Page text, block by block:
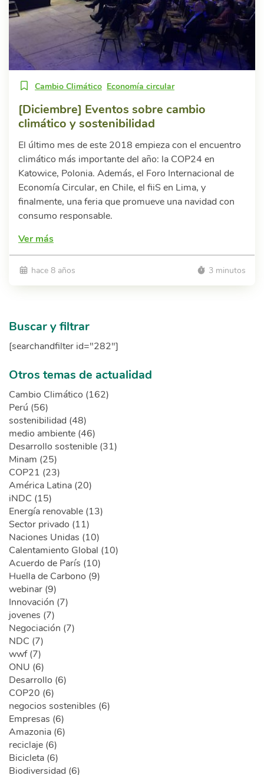
Cambio Climático Economía circular
[Diciembre] Eventos sobre cambio
climático y sostenibilidad
El último mes de este 2018 empieza con el encuentro
climático más importante del año: la COP24 en
Katowice, Polonia. Además, el Foro Internacional de
Economía Circular, en Chile, el fiiS en Lima, y
finalmente, una feria que promueve una navidad con
consumo responsable.
Ver más
hace 8 años 3 minutos
Buscar y filtrar
[searchandfilter id="282"]
Otros temas de actualidad
Cambio Climático (162)
Perú (56)
sostenibilidad (48)
medio ambiente (46)
Desarrollo sostenible (31)
Minam (25)
COP21 (23)
América Latina (20)
iNDC (15)
Energía renovable (13)
Sector privado (11)
Naciones Unidas (10)
Calentamiento Global (10)
Acuerdo de París (10)
Huella de Carbono (9)
webinar (9)
Innovación (7)
jovenes (7)
Negociación (7)
NDC (7)
wwf (7)
ONU (6)
Desarrollo (6)
COP20 (6)
negocios sostenibles (6)
Empresas (6)
Amazonia (6)
reciclaje (6)
Bicicleta (6)
Biodiversidad (6)